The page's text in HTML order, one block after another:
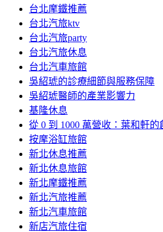
台北摩鐵推薦
台北汽旅ktv
台北汽旅party
台北汽旅休息
台北汽車旅館
吳紹琥的診療細節與服務保障
吳紹琥醫師的產業影響力
基隆休息
從 0 到 1000 萬營收：葉和軒的
按摩浴缸旅館
新北休息推薦
新北休息旅館
新北摩鐵推薦
新北汽旅推薦
新北汽車旅館
新店汽旅住宿